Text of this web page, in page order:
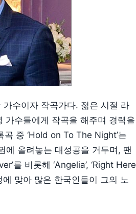
수이자 작곡가다. 젊은 시절 라
수들에게 작곡을 해주며 경력을
중 ‘Hold on To The Night’는
에 올려놓는 대성공을 거두며, 팬
를 비롯해 ‘Angelia’, ‘Right Here
맞아 많은 한국인들이 그의 노